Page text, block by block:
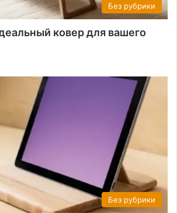
Без рубрики
ковер для вашего
Без рубрики